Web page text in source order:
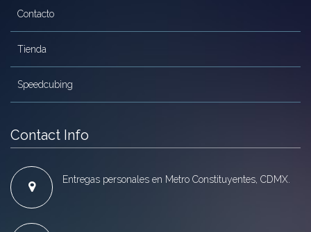
QJ
Very Puzzle
Cyclone Boy’s
GuoGuan
LanLan
Meffert’s
Contacto
Tienda
Speedcubing
Contact Info
Entregas personales en Metro Constituyentes, CDMX.